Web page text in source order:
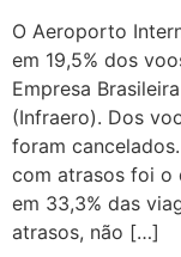
O Aeroporto
em 19,5% dos
Empresa
(Infraero). Dos
foram
com atrasos foi o
em 33,3% das
atrasos, não […]